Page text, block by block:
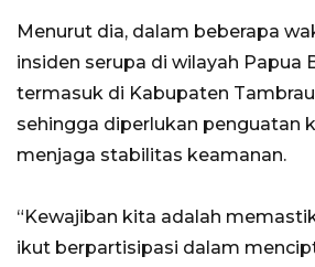
Menurut dia, dalam beberapa
insiden serupa di wilayah Papua
termasuk di Kabupaten
sehingga diperlukan penguatan
menjaga stabilitas keamanan.
“Kewajiban kita adalah
ikut berpartisipasi dalam